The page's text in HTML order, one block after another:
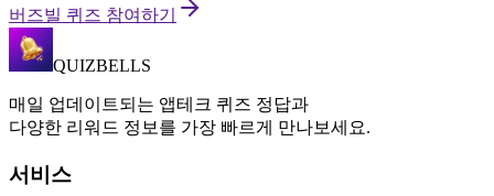
버즈빌 퀴즈 참여하기
QUIZBELLS
매일 업데이트되는 앱테크 퀴즈 정답과
다양한 리워드 정보를 가장 빠르게 만나보세요.
서비스